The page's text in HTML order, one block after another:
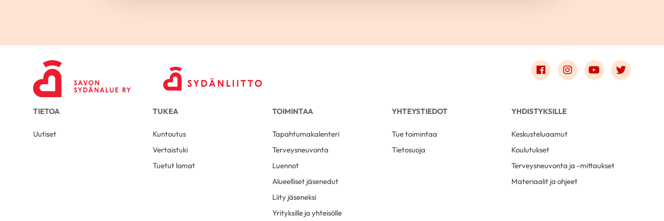
Link to facebook
Link to instagram
Link to youtube
Link to
TIETOA
Uutiset
TUKEA
Kuntoutus
Vertaistuki
Tuetut lomat
TOIMINTAA
Tapahtumakalenteri
Terveysneuvonta
Luennot
Alueelliset jäsenedut
Liity jäseneksi
Yrityksille ja yhteisölle
YHTEYSTIEDOT
Tue toimintaa
Tietosuoja
YHDISTYKSILLE
Keskusteluaamut
Koulutukset
Terveysneuvonta ja -mittaukset
Materiaalit ja ohjeet